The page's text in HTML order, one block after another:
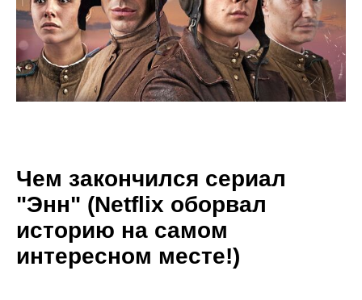
Чем закончился сериал
"Энн" (Netflix оборвал
историю на самом
интересном месте!)